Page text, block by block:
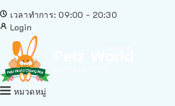
เวลาทำการ: 09:00 - 20:30
Login
หมวดหมู่